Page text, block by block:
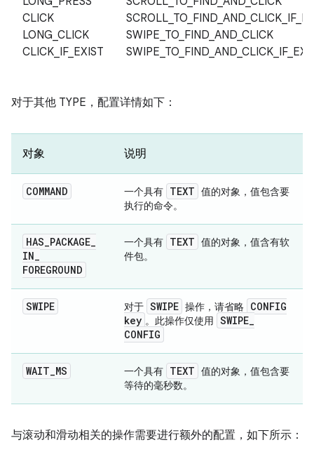
CLICK
LONG_CLICK
CLICK_IF_EXIST
SWIPE_TO_FIND_AND_CLICK
对于其他 TYPE，配置详情如下：
对象 说明
COMMAND 一个具有 TEXT 值的对象，值包含要
执行的命令。
HAS_PACKAGE_
IN_
FOREGROUND
一个具有 TEXT 值的对象，值含有软
件包。
SWIPE 对于 SWIPE 操作，请省略 CONFIG
key 。此操作仅使用 SWIPE_
CONFIG
WAIT_MS 一个具有 TEXT 值的对象，值包含要
等待的毫秒数。
与滚动和滑动相关的操作需要进行额外的配置，如下所示：